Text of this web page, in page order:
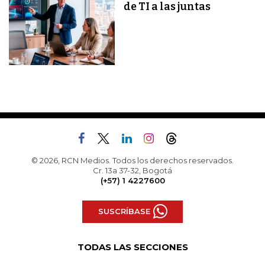
de TI a las juntas
© 2026, RCN Medios. Todos los derechos reservados.
Cr. 13a 37-32, Bogotá
(+57) 1 4227600
SUSCRÍBASE
TODAS LAS SECCIONES